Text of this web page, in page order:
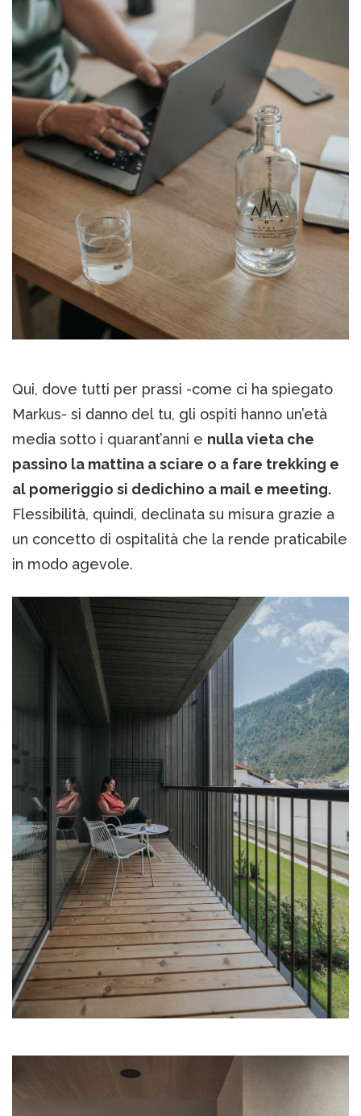
Qui, dove tutti per prassi -come ci ha spiegato
Markus- si danno del tu, gli ospiti hanno un’età
media sotto i quarant’anni e nulla vieta che
passino la mattina a sciare o a fare trekking e
al pomeriggio si dedichino a mail e meeting.
Flessibilità, quindi, declinata su misura grazie a
un concetto di ospitalità che la rende praticabile
in modo agevole.